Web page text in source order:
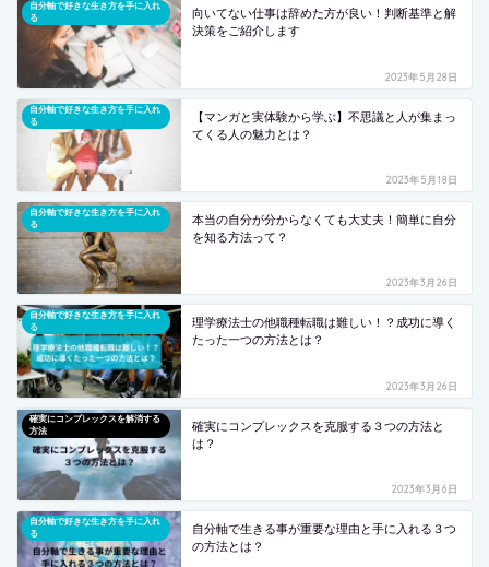
自分軸で好きな生き方を手に入れ
る
向いてない仕事は辞めた方が良い！判断基準と解
決策をご紹介します
2023年5月28日
自分軸で好きな生き方を手に入れ
る
【マンガと実体験から学ぶ】不思議と人が集まっ
てくる人の魅力とは？
2023年5月18日
自分軸で好きな生き方を手に入れ
る
本当の自分が分からなくても大丈夫！簡単に自分
を知る方法って？
2023年3月26日
自分軸で好きな生き方を手に入れ
る
理学療法士の他職種転職は難しい！？成功に導く
たった一つの方法とは？
2023年3月26日
確実にコンプレックスを解消する
方法
確実にコンプレックスを克服する３つの方法と
は？
2023年3月6日
自分軸で好きな生き方を手に入れ
る
自分軸で生きる事が重要な理由と手に入れる３つ
の方法とは？